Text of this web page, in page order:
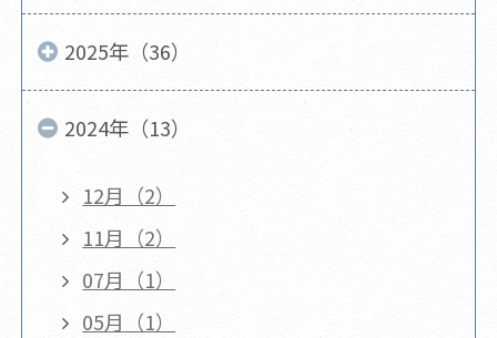
2025年（36）
2024年（13）
12月（2）
11月（2）
07月（1）
05月（1）